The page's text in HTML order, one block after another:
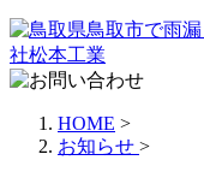
HOME >
お知らせ >